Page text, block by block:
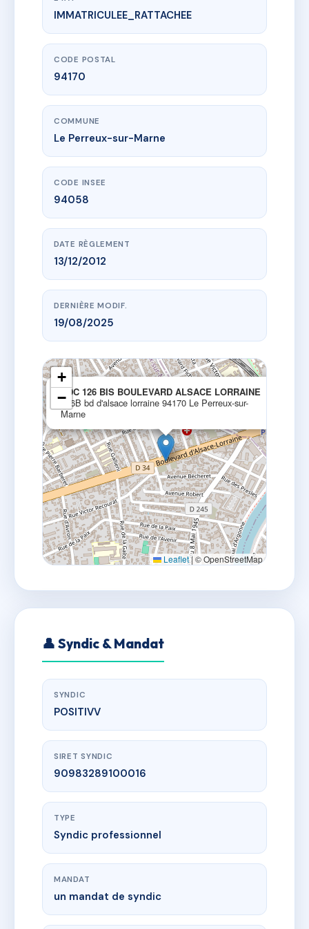
www.vme.plus/AC6633937
SDC 126 BIS BOULEVARD ALSACE LORRAINE
126B bd d'alsace lorraine
94170 Le Perreux-sur-Marne
IMMATRICULEE_RATTACHEE
CODE POSTAL
94170
COMMUNE
Le Perreux-sur-Marne
CODE INSEE
94058
DATE RÈGLEMENT
13/12/2012
DERNIÈRE MODIF.
19/08/2025
SDC 126 BIS BOULEVARD ALSACE LORRAINE
126B bd d'alsace lorraine 94170 Le Perreux-sur-
Marne
+
−
Leaflet|© OpenStreetMap
👤 Syndic & Mandat
SYNDIC
POSITIVV
SIRET SYNDIC
90983289100016
TYPE
Syndic professionnel
MANDAT
un mandat de syndic